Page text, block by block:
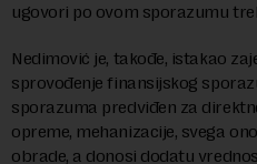
ugovori po ovom sporazumu
Nedimović je, takođe, istakao
sprovođenje finansijskog
sporazuma predviđen za
opreme, mehanizacije, svega
obrade, a donosi dodatu